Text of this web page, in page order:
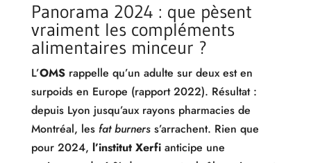
Panorama 2024 : que pèsent
vraiment les compléments
alimentaires minceur ?
L’OMSrappelle qu’un adulte sur deux est en
surpoids en Europe (rapport 2022). Résultat :
depuis Lyon jusqu’aux rayons pharmacies de
Montréal, les fat burnerss’arrachent. Rien que
pour 2024, l’institut Xerfianticipe une